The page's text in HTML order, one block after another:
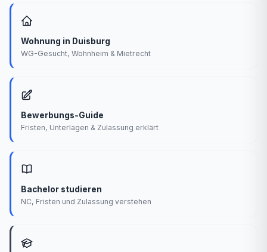
Wohnung in Duisburg
WG-Gesucht, Wohnheim & Mietrecht
Bewerbungs-Guide
Fristen, Unterlagen & Zulassung erklärt
Bachelor studieren
NC, Fristen und Zulassung verstehen